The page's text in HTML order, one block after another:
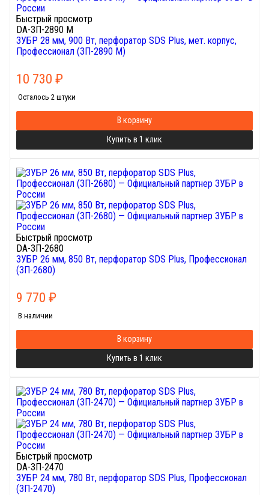
Быстрый просмотр
DA-ЗП-2890 М
ЗУБР 28 мм, 900 Вт, перфоратор SDS Plus, мет. корпус,
Профессионал (ЗП-2890 М)
10 730 ₽
Осталось 2 штуки
В корзину
Купить в 1 клик
Быстрый просмотр
DA-ЗП-2680
ЗУБР 26 мм, 850 Вт, перфоратор SDS Plus, Профессионал
(ЗП-2680)
9 770 ₽
В наличии
В корзину
Купить в 1 клик
Быстрый просмотр
DA-ЗП-2470
ЗУБР 24 мм, 780 Вт, перфоратор SDS Plus, Профессионал
(ЗП-2470)